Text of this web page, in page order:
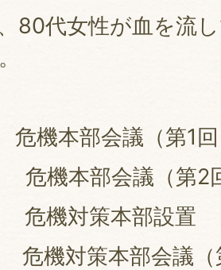
80代女性が血を流
本部会議（第1回
機本部会議（第2
機対策本部設置
機対策本部会議（